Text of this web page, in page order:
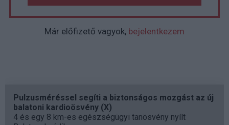
Már előfizető vagyok, bejelentkezem
Pulzusméréssel segíti a biztonságos mozgást az új
balatoni kardioösvény (X)
4 és egy 8 km-es egészségügyi tanösvény nyílt